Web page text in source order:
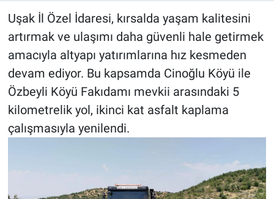
Uşak İl Özel İdaresi, kırsalda yaşam kalitesini
artırmak ve ulaşımı daha güvenli hale getirmek
amacıyla altyapı yatırımlarına hız kesmeden
devam ediyor. Bu kapsamda Cinoğlu Köyü ile
Özbeyli Köyü Fakıdamı mevkii arasındaki 5
kilometrelik yol, ikinci kat asfalt kaplama
çalışmasıyla yenilendi.